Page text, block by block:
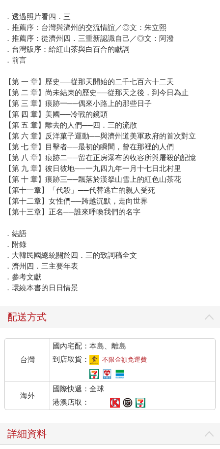
．透過照片看四．三
．推薦序：台灣與濟州的交流情誼／◎文：朱立熙
．推薦序：從濟州四．三重新認識自己／◎文：阿潑
．台灣版序：給紅山茶與白百合的獻詞
．前言
【第 一 章】歷史──從那天開始的二千七百六十二天
【第 二 章】尚未結束的歷史──從那天之後，到今日為止
【第 三 章】痕跡一──偶來小路上的那些日子
【第 四 章】美國──冷戰的鏡頭
【第 五 章】離去的人們──四．三的流散
【第 六 章】反洋菓子運動──與濟州道美軍政府的首次對立
【第 七 章】目擊者──最初的瞬間，曾在那裡的人們
【第 八 章】痕跡二──留在正房瀑布的收容所與屠殺的記憶
【第 九 章】彼日彼地──一九四九年一月十七日北村里
【第 十 章】痕跡三──飄落於漢拏山雪上的紅色山茶花
【第十一章】「代殺」──代替逃亡的親人受死
【第十二章】女性們──跨越沉默，走向世界
【第十三章】正名──誰來呼喚我們的名字
．結語
．附錄
．大韓民國總統關於四．三的致詞稿全文
．濟州四．三主要年表
．參考文獻
．環繞本書的日日情景
配送方式
台灣
國內宅配：本島、離島
到店取貨：
不限金額免運費
海外
國際快遞：全球
港澳店取：
詳細資料